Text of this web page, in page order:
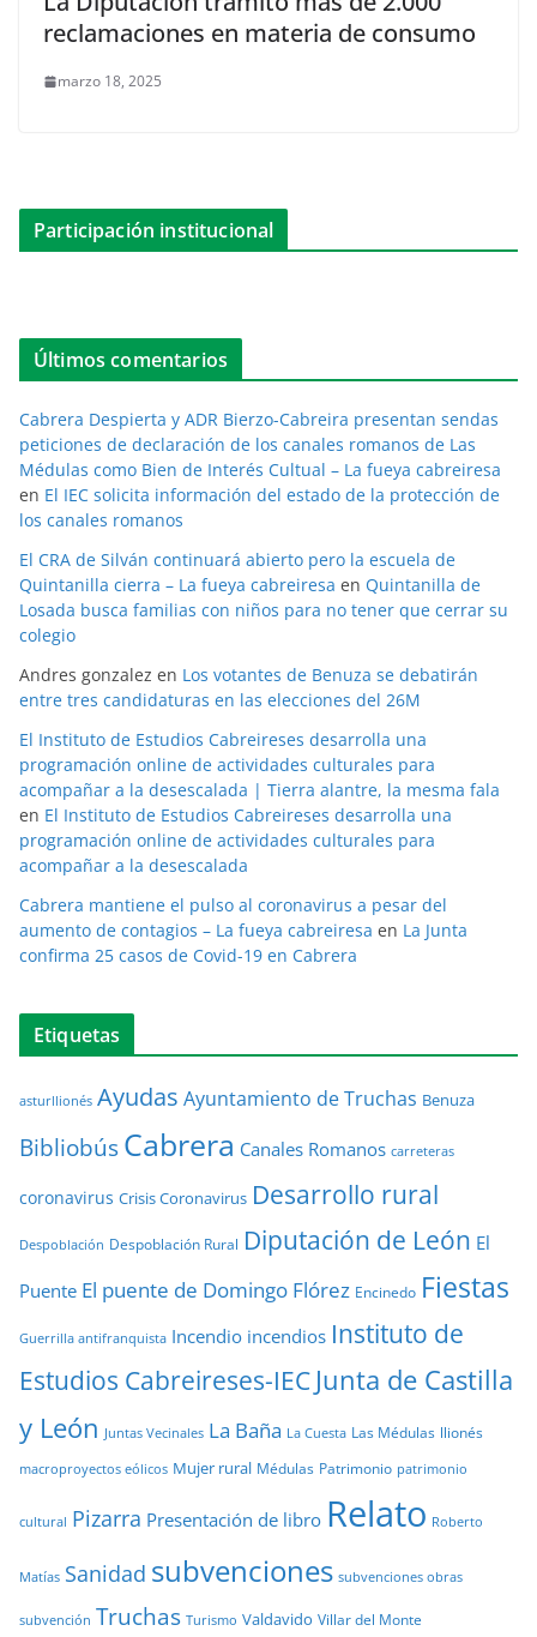
reclamaciones en materia de consumo
marzo 18, 2025
Participación institucional
Últimos comentarios
Cabrera Despierta y ADR Bierzo-Cabreira presentan sendas
peticiones de declaración de los canales romanos de Las
Médulas como Bien de Interés Cultual – La fueya cabreiresa
en El IEC solicita información del estado de la protección de
los canales romanos
El CRA de Silván continuará abierto pero la escuela de
Quintanilla cierra – La fueya cabreiresa en Quintanilla de
Losada busca familias con niños para no tener que cerrar su
colegio
Andres gonzalez en Los votantes de Benuza se debatirán
entre tres candidaturas en las elecciones del 26M
El Instituto de Estudios Cabreireses desarrolla una
programación online de actividades culturales para
acompañar a la desescalada | Tierra alantre, la mesma fala
en El Instituto de Estudios Cabreireses desarrolla una
programación online de actividades culturales para
acompañar a la desescalada
Cabrera mantiene el pulso al coronavirus a pesar del
aumento de contagios – La fueya cabreiresa en La Junta
confirma 25 casos de Covid-19 en Cabrera
Etiquetas
asturllionés Ayudas Ayuntamiento de Truchas Benuza
BibliobúsCabrera Canales Romanos carreteras
coronavirus Crisis Coronavirus Desarrollo rural
Despoblación Despoblación Rural Diputación de León El
Puente El puente de Domingo Flórez Encinedo Fiestas
Guerrilla antifranquista Incendio incendios Instituto de
Estudios Cabreireses-IEC Junta de Castilla
y León Juntas Vecinales La Baña La Cuesta Las Médulas llionés
macroproyectos eólicos Mujer rural Médulas Patrimonio patrimonio
cultural Pizarra Presentación de libro Relato Roberto
Matías Sanidad subvenciones subvenciones obras
subvención Truchas Turismo Valdavido Villar del Monte